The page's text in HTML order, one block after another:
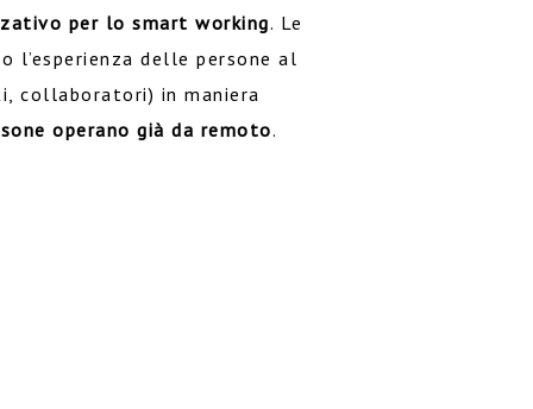
per lo smart working. Le
l’esperienza delle persone al
collaboratori) in maniera
operano già da remoto.